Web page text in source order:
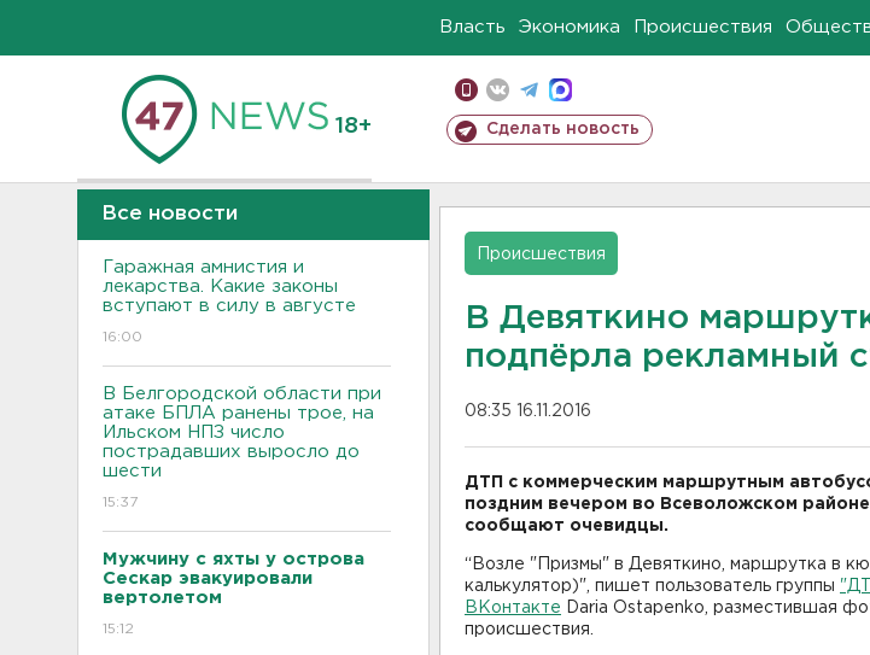
Власть Экономика Происшествия
18+ Сделать новость
Все новости
Гаражная амнистия и
лекарства. Какие законы
вступают в силу в августе
16:00
В Белгородской области при
атаке БПЛА ранены трое, на
Ильском НПЗ число
пострадавших выросло до
шести
15:37
Мужчину с яхты у острова
Сескар эвакуировали
вертолетом
15:12
Происшествия
В Девяткино
подпёрла рекламный
08:35 16.11.2016
ДТП с коммерческим маршрутным
поздним вечером во Всеволожском
сообщают очевидцы.
“Возле "Призмы" в Девяткино, маршрутка в
калькулятор)", пишет пользователь группы
ВКонтакте Daria Ostapenko, разместившая
происшествия.